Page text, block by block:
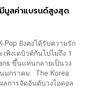
มูลค่าแบรนด์สูงสุด
Pop ยังคงได้รับความรัก
พิ่งเดบิวต์กันไปไม่ถึง 1
ขึ้นแท่นกลายเป็นวง
มกราคม The Korea
ลการจัดอันดับวงไอดอล